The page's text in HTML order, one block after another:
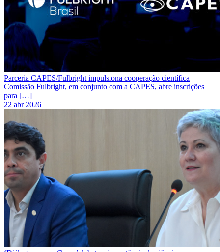
Parceria CAPES/Fulbright impulsiona cooperação científica
Comissão Fulbright, em conjunto com a CAPES, abre inscrições
para […]
22 abr 2026